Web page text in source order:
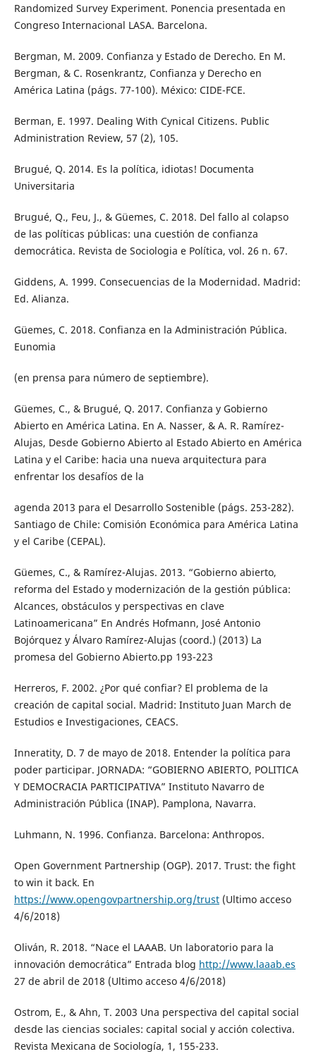
Randomized Survey Experiment. Ponencia presentada en
Congreso Internacional LASA. Barcelona.
Bergman, M. 2009. Confianza y Estado de Derecho. En M.
Bergman, & C. Rosenkrantz, Confianza y Derecho en
América Latina (págs. 77-100). México: CIDE-FCE.
Berman, E. 1997. Dealing With Cynical Citizens. Public
Administration Review, 57 (2), 105.
Brugué, Q. 2014. Es la política, idiotas! Documenta
Universitaria
Brugué, Q., Feu, J., & Güemes, C. 2018. Del fallo al colapso
de las políticas públicas: una cuestión de confianza
democrática. Revista de Sociologia e Política, vol. 26 n. 67.
Giddens, A. 1999. Consecuencias de la Modernidad. Madrid:
Ed. Alianza.
Güemes, C. 2018. Confianza en la Administración Pública.
Eunomia
(en prensa para número de septiembre).
Güemes, C., & Brugué, Q. 2017. Confianza y Gobierno
Abierto en América Latina. En A. Nasser, & A. R. Ramírez-
Alujas, Desde Gobierno Abierto al Estado Abierto en América
Latina y el Caribe: hacia una nueva arquitectura para
enfrentar los desafíos de la
agenda 2013 para el Desarrollo Sostenible (págs. 253-282).
Santiago de Chile: Comisión Económica para América Latina
y el Caribe (CEPAL).
Güemes, C., & Ramírez-Alujas. 2013. “Gobierno abierto,
reforma del Estado y modernización de la gestión pública:
Alcances, obstáculos y perspectivas en clave
Latinoamericana” En Andrés Hofmann, José Antonio
Bojórquez y Álvaro Ramírez-Alujas (coord.) (2013) La
promesa del Gobierno Abierto.pp 193-223
Herreros, F. 2002. ¿Por qué confiar? El problema de la
creación de capital social. Madrid: Instituto Juan March de
Estudios e Investigaciones, CEACS.
Inneratity, D. 7 de mayo de 2018. Entender la política para
poder participar. JORNADA: “GOBIERNO ABIERTO, POLITICA
Y DEMOCRACIA PARTICIPATIVA” Instituto Navarro de
Administración Pública (INAP). Pamplona, Navarra.
Luhmann, N. 1996. Confianza. Barcelona: Anthropos.
Open Government Partnership (OGP). 2017. Trust: the fight
to win it back. En
https://www.opengovpartnership.org/trust(Ultimo acceso
4/6/2018)
Oliván, R. 2018. “Nace el LAAAB. Un laboratorio para la
innovación democrática” Entrada blog http://www.laaab.es
27 de abril de 2018 (Ultimo acceso 4/6/2018)
Ostrom, E., & Ahn, T. 2003 Una perspectiva del capital social
desde las ciencias sociales: capital social y acción colectiva.
Revista Mexicana de Sociología, 1, 155-233.